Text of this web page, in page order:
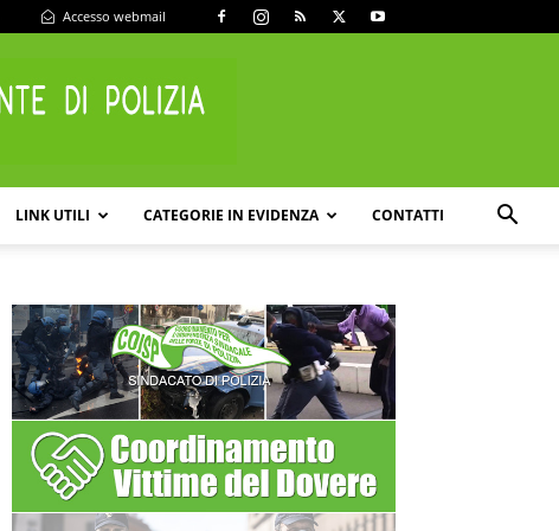
Accesso webmail
LINK UTILI CATEGORIE IN EVIDENZA CONTATTI